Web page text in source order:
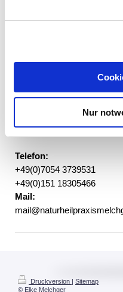
Nur
Impressum und Datenschutz
Im Flöschle 21
Kontakt
Telefon:
+49(0)7054 3739531
+49(0)151 18305466
Mail:
Druckversion | Sitemap
© Elke Melchger